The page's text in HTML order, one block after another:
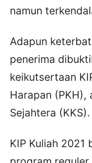
namun
Adapun
penerima
keikutsertaan
Harapan (PKH),
Sejahtera (KKS).
KIP Kuliah 2021